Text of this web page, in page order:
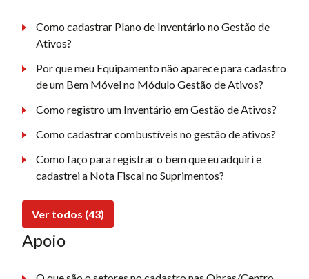
Como cadastrar Plano de Inventário no Gestão de
Ativos?
Por que meu Equipamento não aparece para cadastro
de um Bem Móvel no Módulo Gestão de Ativos?
Como registro um Inventário em Gestão de Ativos?
Como cadastrar combustíveis no gestão de ativos?
Como faço para registrar o bem que eu adquiri e
cadastrei a Nota Fiscal no Suprimentos?
Ver todos (43)
Apoio